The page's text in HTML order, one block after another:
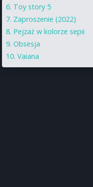
Toy story 5
Zaproszenie (2022)
Pejzaż w kolorze sepii
Obsesja
Vaiana